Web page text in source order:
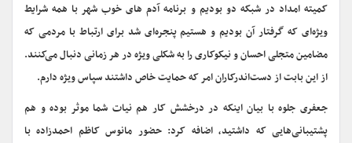
کمیته امداد در شبکه دو بودیم و برنامه آدم های خوب شهر با همه شرایط
ویژه‌ای که گرفتار آن بودیم و هستیم پنجره‌ای شد برای ارتباط با مردمی که
مضامین متجلی احسان و نیکوکاری را به شکلی ویژه در هر زمانی دنبال می‌کنند.
از این بابت از دست‌اندرکاران امر که حمایت خاص داشتند سپاس ویژه دارم.
جعفری جلوه با بیان اینکه در درخشش کار هم نیات شما موثر بوده و هم
پشتیبانی‌هایی که داشتید، اضافه کرد: حضور مانوس کاظم احمدزاده با